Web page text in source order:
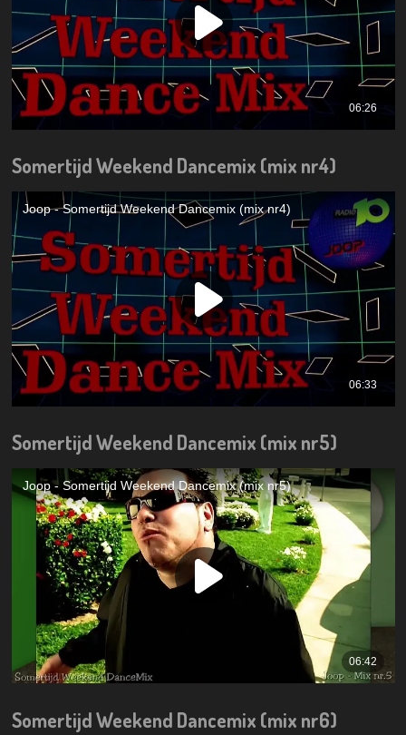
Somertijd Weekend Dancemix (mix nr4)
Somertijd Weekend Dancemix (mix nr5)
Somertijd Weekend Dancemix (mix nr6)